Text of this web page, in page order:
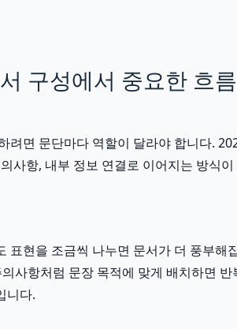
구성에서 중요한 흐름
려면 문단마다 역할이 달라야 합니다.
사항, 내부 정보 연결로 이어지는 방식
표현을 조금씩 나누면 문서가 더 풍부
사항처럼 문장 목적에 맞게 배치하면
니다.